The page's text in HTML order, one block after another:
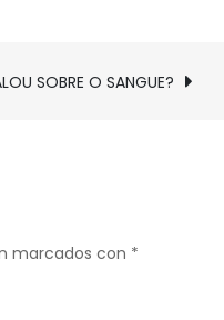
SOBRE O SANGUE?
marcados con *